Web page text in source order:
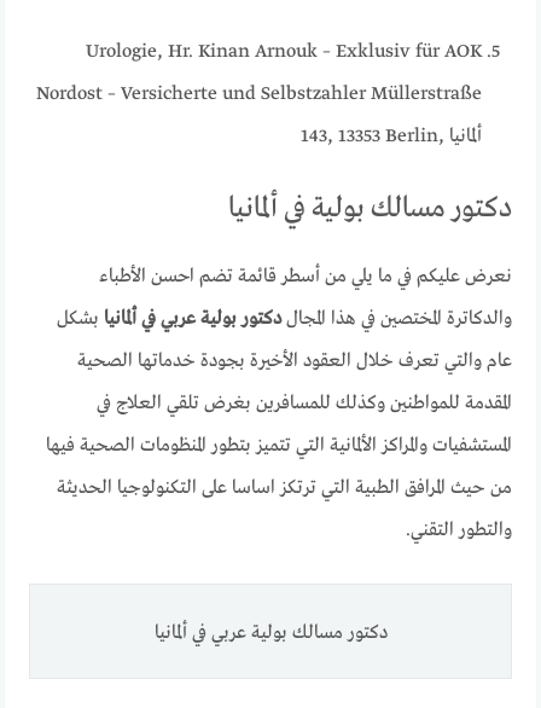
Urologie, Hr. Kinan Arnouk – Exklusiv für AOK
Nordost – Versicherte und Selbstzahler Müllerstraße
143, 13353 Berlin, ألمانيا
دكتور مسالك بولية في ألمانيا
نعرض عليكم في ما يلي من أسطر قائمة تضم احسن الأطباء
والدكاترة المختصين في هذا المجالدكتور بولية عربي في ألمانيا بشكل
عام والتي تعرف خلال العقود الأخيرة بجودة خدماتها الصحية
المقدمة للمواطنين وكذلك للمسافرين بغرض تلقي العلاج في
المستشفيات والمراكز الألمانية التي تتميز بتطور المنظومات الصحية فيها
من حيث المرافق الطبية التي ترتكز اساسا على التكنولوجيا الحديثة
والتطور التقني.
دكتور مسالك بولية عربي في ألمانيا